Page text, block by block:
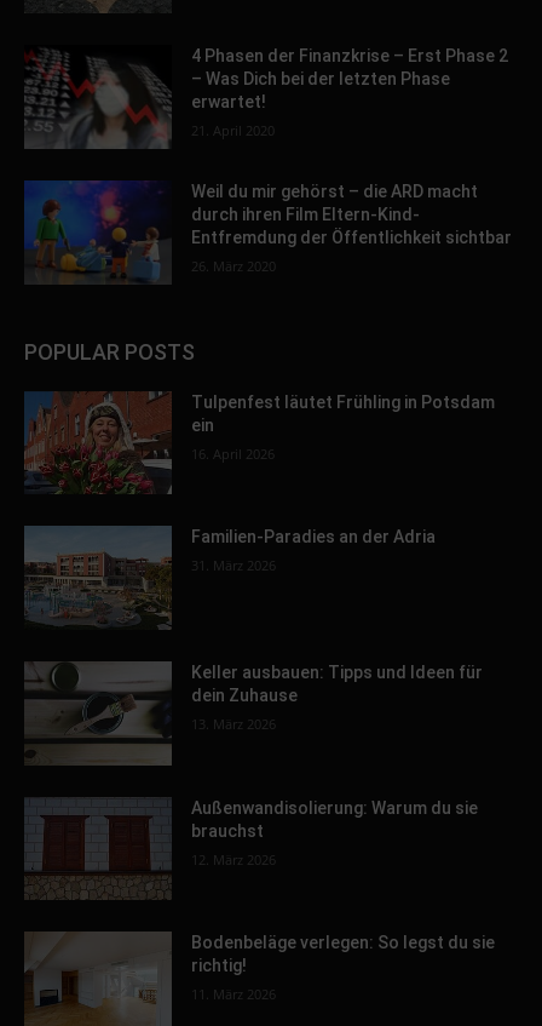
4 Phasen der Finanzkrise – Erst Phase 2
– Was Dich bei der letzten Phase
erwartet!
21. April 2020
Weil du mir gehörst – die ARD macht
durch ihren Film Eltern-Kind-
Entfremdung der Öffentlichkeit sichtbar
26. März 2020
POPULAR POSTS
Tulpenfest läutet Frühling in Potsdam
ein
16. April 2026
Familien-Paradies an der Adria
31. März 2026
Keller ausbauen: Tipps und Ideen für
dein Zuhause
13. März 2026
Außenwandisolierung: Warum du sie
brauchst
12. März 2026
Bodenbeläge verlegen: So legst du sie
richtig!
11. März 2026